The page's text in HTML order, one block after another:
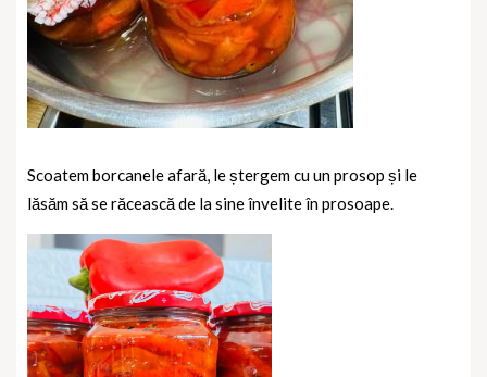
Scoatem borcanele afară, le ștergem cu un prosop și le
lăsăm să se răcească de la sine învelite în prosoape.